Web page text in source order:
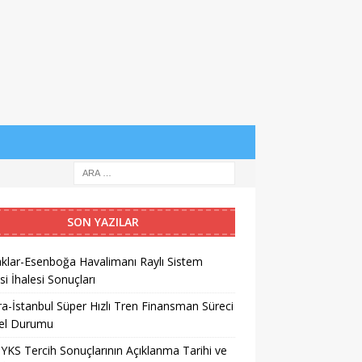
SON YAZILAR
Esenboğa Havalimanı Raylı Sistem
İhalesi Sonuçları
İstanbul Süper Hızlı Tren Finansman Süreci
Durumu
Tercih Sonuçlarının Açıklanma Tarihi ve